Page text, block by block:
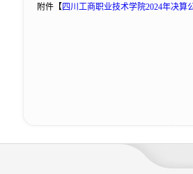
附件【四川工商职业技术学院2024年决算